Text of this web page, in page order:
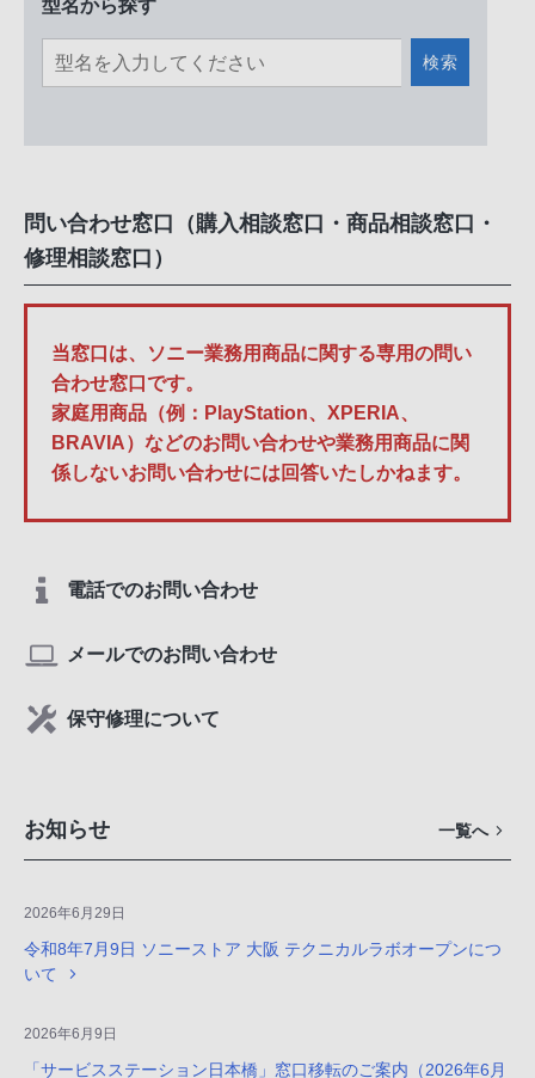
型名から探す
検索
問い合わせ窓口（購入相談窓口・商品相談窓口・
修理相談窓口）
当窓口は、ソニー業務用商品に関する専用の問い
合わせ窓口です。
家庭用商品（例：PlayStation、XPERIA、
BRAVIA）などのお問い合わせや業務用商品に関
係しないお問い合わせには回答いたしかねます。
電話でのお問い合わせ
メールでのお問い合わせ
保守修理について
お知らせ 一覧へ
2026年6月29日
令和8年7月9日 ソニーストア 大阪 テクニカルラボオープンにつ
いて
2026年6月9日
「サービスステーション日本橋」窓口移転のご案内（2026年6月